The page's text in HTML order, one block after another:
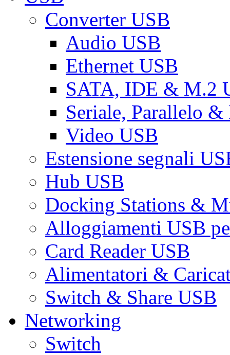
Converter USB
Audio USB
Ethernet USB
SATA, IDE & M.2
Seriale, Parallelo &
Video USB
Estensione segnali
Hub USB
Docking Stations &
Alloggiamenti USB
Card Reader USB
Alimentatori &
Switch & Share USB
Networking
Switch